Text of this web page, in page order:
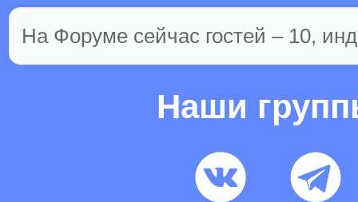
На Форуме сейчас гостей – 10,
Наши